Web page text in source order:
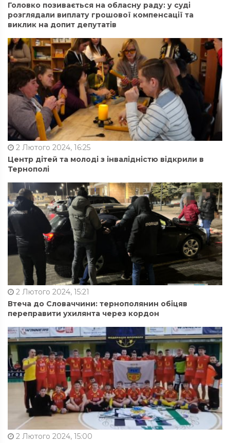
Головко позивається на обласну раду: у суді
розглядали виплату грошової компенсації та
виклик на допит депутатів
2 Лютого 2024, 16:25
Центр дітей та молоді з інвалідністю відкрили в
Тернополі
2 Лютого 2024, 15:21
Втеча до Словаччини: тернополянин обіцяв
переправити ухилянта через кордон
2 Лютого 2024, 15:00